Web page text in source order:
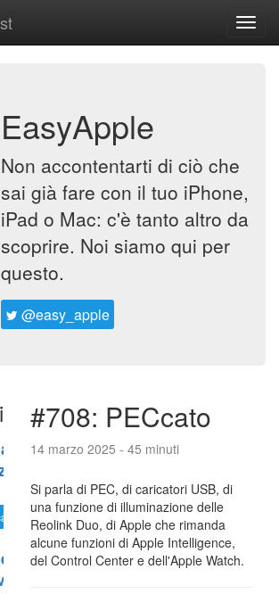
EasyApple
Non accontentarti di ciò che
sai già fare con il tuo iPhone,
iPad o Mac: c'è tanto altro da
scoprire. Noi siamo qui per
questo.
@easy_apple
#708: PECcato
14 marzo 2025 - 45 minuti
Si parla di PEC, di caricatori USB, di
una funzione di illuminazione delle
Reolink Duo, di Apple che rimanda
alcune funzioni di Apple Intelligence,
del Control Center e dell'Apple Watch.